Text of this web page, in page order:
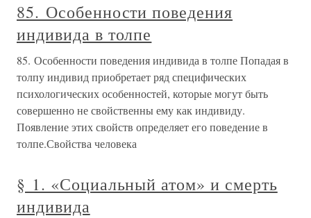
85. Особенности поведения
индивида в толпе
85. Особенности поведения индивида в толпе Попадая в
толпу индивид приобретает ряд специфических
психологических особенностей, которые могут быть
совершенно не свойственны ему как индивиду.
Появление этих свойств определяет его поведение в
толпе.Свойства человека
§ 1. «Социальный атом» и смерть
индивида